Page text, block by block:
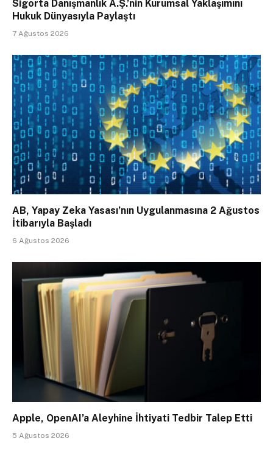
Sigorta Danışmanlık A.Ş.’nin Kurumsal Yaklaşımını
Hukuk Dünyasıyla Paylaştı
7 Ağustos 2026
AB, Yapay Zeka Yasası’nın Uygulanmasına 2 Ağustos
İtibarıyla Başladı
6 Ağustos 2026
Apple, OpenAI’a Aleyhine İhtiyati Tedbir Talep Etti
5 Ağustos 2026